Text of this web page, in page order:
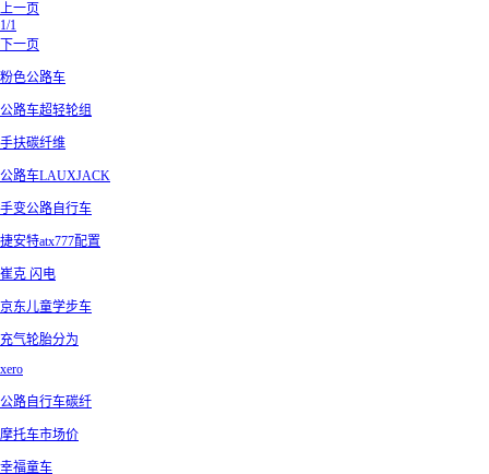
上一页
1/1
下一页
粉色公路车
公路车超轻轮组
手扶碳纤维
公路车LAUXJACK
手变公路自行车
捷安特atx777配置
崔克 闪电
京东儿童学步车
充气轮胎分为
xero
公路自行车碳纤
摩托车市场价
幸福童车